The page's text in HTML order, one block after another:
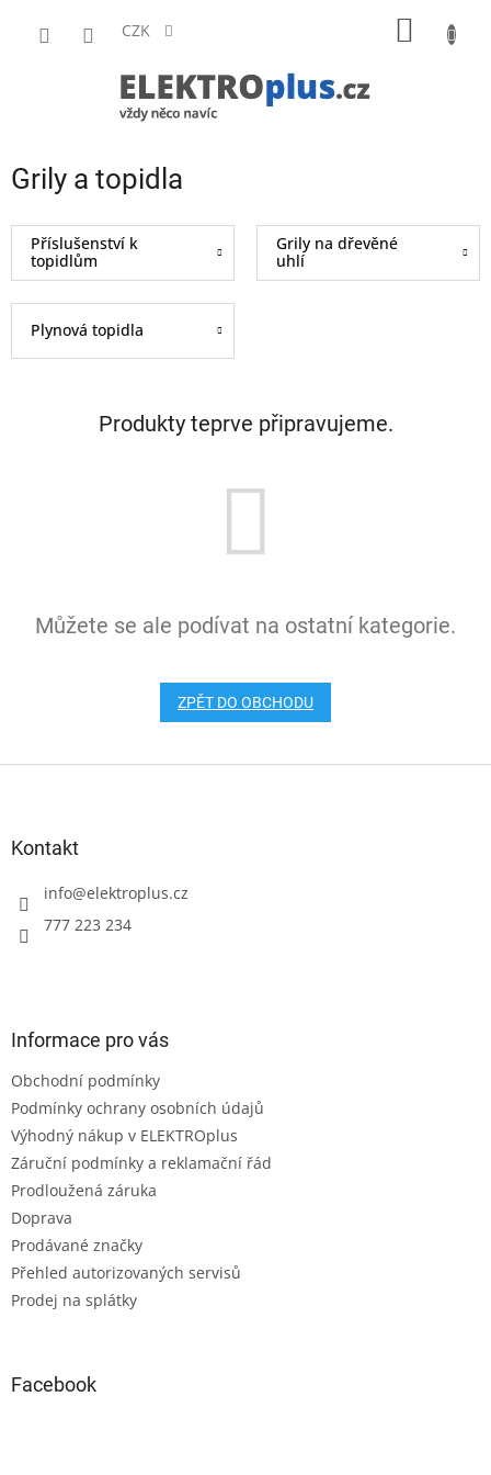
CZK
Grily a topidla
Příslušenství k
topidlům
Grily na dřevěné
uhlí
Plynová topidla
Produkty teprve připravujeme.
Můžete se ale podívat na ostatní kategorie.
ZPĚT DO OBCHODU
Kontakt
info@elektroplus.cz
777 223 234
Informace pro vás
Obchodní podmínky
Podmínky ochrany osobních údajů
Výhodný nákup v ELEKTROplus
Záruční podmínky a reklamační řád
Prodloužená záruka
Doprava
Prodávané značky
Přehled autorizovaných servisů
Prodej na splátky
Facebook